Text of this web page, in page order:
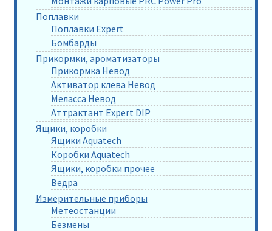
Поплавки
Поплавки Expert
Бомбарды
Прикормки, ароматизаторы
Прикормка Невод
Активатор клева Невод
Меласса Невод
Аттрактант Expert DIP
Ящики, коробки
Ящики Aquatech
Коробки Aquatech
Ящики, коробки прочее
Ведра
Измерительные приборы
Метеостанции
Безмены